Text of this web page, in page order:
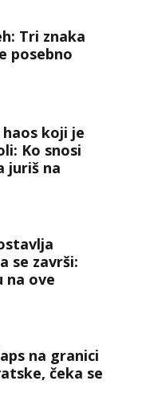
Tri znaka
posebno
koji je
Ko snosi
juriš na
se završi:
na ove
na granici
čeka se